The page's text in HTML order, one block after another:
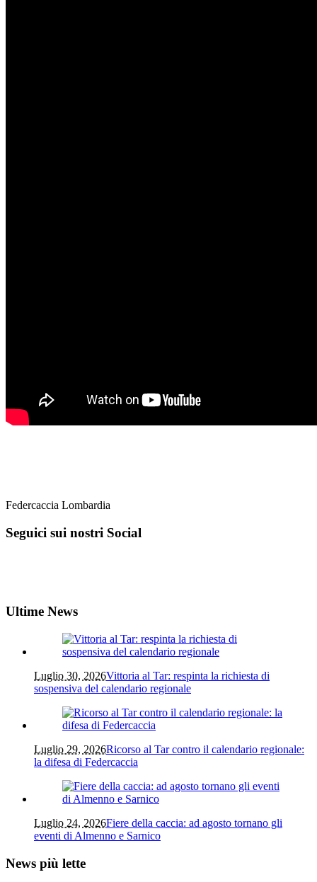
Federcaccia Lombardia
Seguici sui nostri Social
Ultime News
Luglio 30, 2026Vittoria al Tar: respinta la richiesta di
sospensiva del calendario regionale
Luglio 29, 2026Ricorso al Tar contro il calendario regionale:
la difesa di Federcaccia
Luglio 24, 2026Fiere della caccia: ad agosto tornano gli
eventi di Almenno e Sarnico
News più lette